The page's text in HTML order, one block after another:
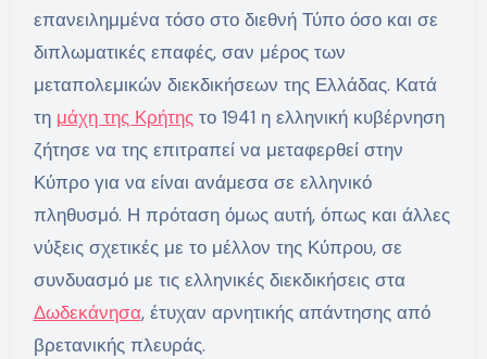
επανειλημμένα τόσο στο διεθνή Τύπο όσο και σε
διπλωματικές επαφές, σαν μέρος των
μεταπολεμικών διεκδικήσεων της Ελλάδας. Κατά
τη μάχη της Κρήτης το 1941 η ελληνική κυβέρνηση
ζήτησε να της επιτραπεί να μεταφερθεί στην
Κύπρο για να είναι ανάμεσα σε ελληνικό
πληθυσμό. Η πρόταση όμως αυτή, όπως και άλλες
νύξεις σχετικές με το μέλλον της Κύπρου, σε
συνδυασμό με τις ελληνικές διεκδικήσεις στα
Δωδεκάνησα, έτυχαν αρνητικής απάντησης από
βρετανικής πλευράς.